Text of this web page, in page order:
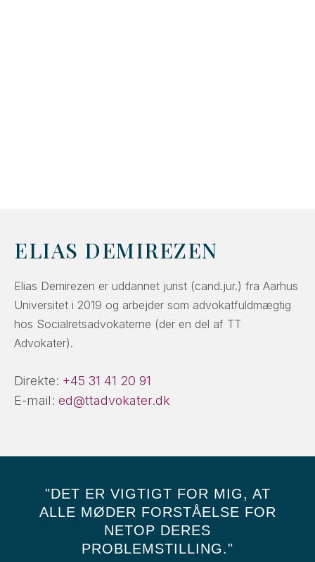
ELIAS DEMIREZEN
Elias Demirezen er uddannet jurist (cand.jur.) fra Aarhus
Universitet i 2019 og arbejder som advokatfuldmægtig
hos Socialretsadvokaterne (der en del af TT
Advokater).
Direkte: +45 31 41 20 91
E-mail: ed@ttadvokater.dk
"DET ER VIGTIGT FOR MIG, AT
ALLE MØDER FORSTÅELSE FOR
NETOP DERES
PROBLEMSTILLING."